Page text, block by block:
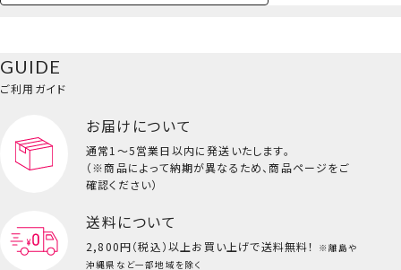
＜エンデヴァー・ホークス＞
イクアップ
ビューティーコスメ一覧を見る
バッグ・タオル・
小物
キッズ一覧を見る
GUIDE
ご利用ガイド
お届けについて
通常1～5営業日以内に発送いたします。
（※商品によって納期が異なるため、商品ページをご
確認ください）
送料について
2,800円（税込）以上お買い上げで送料無料！
※離島や
沖縄県など一部地域を除く